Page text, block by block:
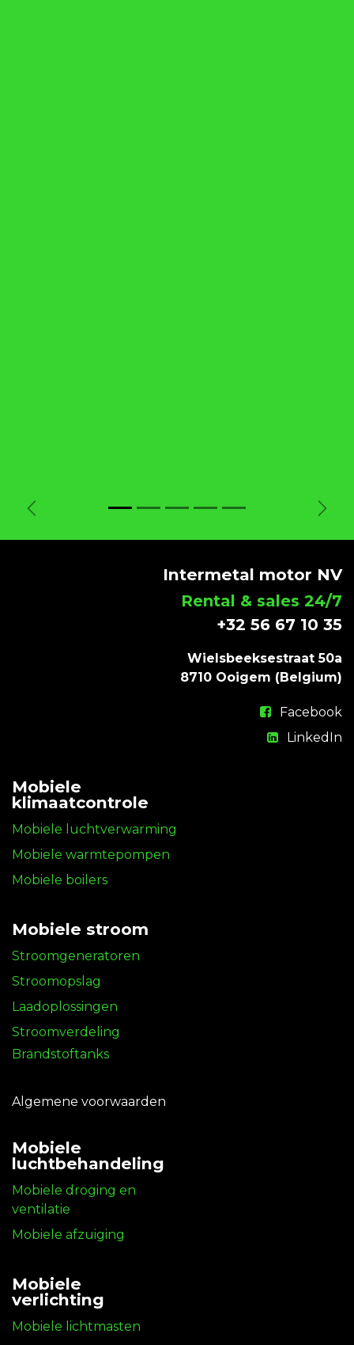
Vorige
Intermetal motor NV
Rental & sales 24/7
+32 56 67 10 35
Wielsbeeksestraat 50a
8710 Ooigem (Belgium)
Facebook
LinkedIn
Mobiele
klimaatcontrole
Mobiele luchtverwarming
Mobiele warmtepompen
Mobiele boilers
Mobiele stroom
Stroomgeneratoren
Stroomopslag
Laadoplossingen
Stroomverdeling
Brandstoftanks
Algemene voorwaarden
Mobiele
luchtbehandeling
Mobiele droging en
ventilatie
Mobiele afzuiging
Mobiele
verlichting
Mobiele lichtmasten